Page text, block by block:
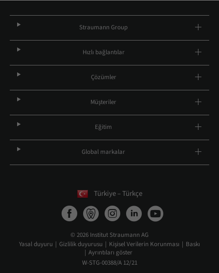
Straumann Group
Hızlı bağlantılar
Çözümler
Müşteriler
Eğitim
Global markalar
Türkiye – Türkçe
© 2026 Institut Straumann AG
Yasal duyuru
Gizlilik duyurusu Kişisel Verilerin Korunması
Baskı
Ayrıntıları göster
W-STG-00388/A 12/21